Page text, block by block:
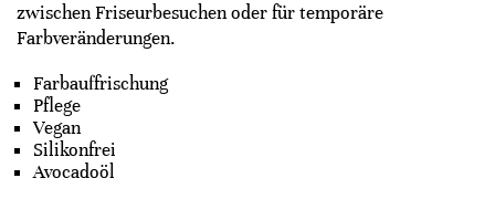
zwischen Friseurbesuchen oder für temporäre
Farbveränderungen.
Farbauffrischung
Pflege
Vegan
Silikonfrei
Avocadoöl